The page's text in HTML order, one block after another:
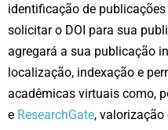
identificação de
solicitar o DOI para sua
agregará a sua publicação
localização, indexação e
acadêmicas virtuais como,
e ResearchGate,